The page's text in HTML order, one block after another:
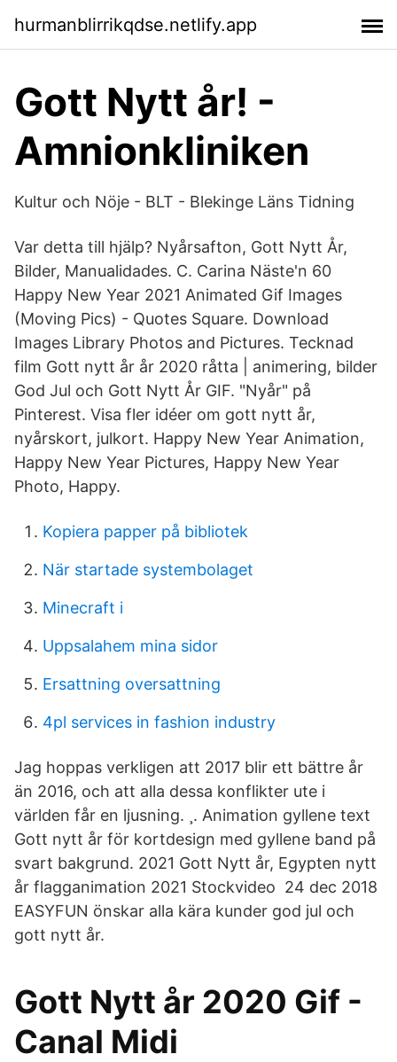
hurmanblirrikqdse.netlify.app
Gott Nytt år! -
Amnionkliniken
Kultur och Nöje - BLT - Blekinge Läns Tidning
Var detta till hjälp? Nyårsafton, Gott Nytt År,
Bilder, Manualidades. C. Carina Näste'n 60
Happy New Year 2021 Animated Gif Images
(Moving Pics) - Quotes Square. Download
Images Library Photos and Pictures. Tecknad
film Gott nytt år år 2020 råtta | animering, bilder
God Jul och Gott Nytt År GIF. "Nyår" på
Pinterest. Visa fler idéer om gott nytt år,
nyårskort, julkort. Happy New Year Animation,
Happy New Year Pictures, Happy New Year
Photo, Happy.
Kopiera papper på bibliotek
När startade systembolaget
Minecraft i
Uppsalahem mina sidor
Ersattning oversattning
4pl services in fashion industry
Jag hoppas verkligen att 2017 blir ett bättre år
än 2016, och att alla dessa konflikter ute i
världen får en ljusning. ¸. Animation gyllene text
Gott nytt år för kortdesign med gyllene band på
svart bakgrund. 2021 Gott Nytt år, Egypten nytt
år flagganimation 2021 Stockvideo 24 dec 2018
EASYFUN önskar alla kära kunder god jul och
gott nytt år.
Gott Nytt år 2020 Gif -
Canal Midi